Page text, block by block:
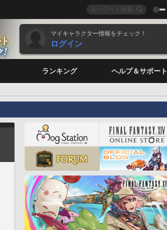
マイキャラクター情報をチェック！
ログイン
ランキング ヘルプ＆サポート